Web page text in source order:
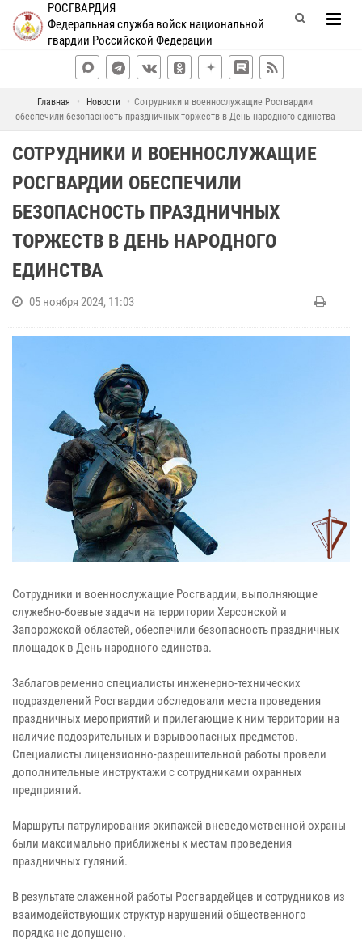
РОСГВАРДИЯ
Федеральная служба войск национальной
гвардии Российской Федерации
Главная Новости
Сотрудники и военнослужащие Росгвардии
обеспечили безопасность праздничных торжеств в День народного единства
СОТРУДНИКИ И ВОЕННОСЛУЖАЩИЕ
РОСГВАРДИИ ОБЕСПЕЧИЛИ
БЕЗОПАСНОСТЬ ПРАЗДНИЧНЫХ
ТОРЖЕСТВ В ДЕНЬ НАРОДНОГО
ЕДИНСТВА
05 ноября 2024, 11:03
Сотрудники и военнослужащие Росгвардии, выполняющие
служебно-боевые задачи на территории Херсонской и
Запорожской областей, обеспечили безопасность праздничных
площадок в День народного единства.
Заблаговременно специалисты инженерно-технических
подразделений Росгвардии обследовали места проведения
праздничных мероприятий и прилегающие к ним территории на
наличие подозрительных и взрывоопасных предметов.
Специалисты лицензионно-разрешительной работы провели
дополнительные инструктажи с сотрудниками охранных
предприятий.
Маршруты патрулирования экипажей вневедомственной охраны
были максимально приближены к местам проведения
праздничных гуляний.
В результате слаженной работы Росгвардейцев и сотрудников из
взаимодействующих структур нарушений общественного
порядка не допущено.